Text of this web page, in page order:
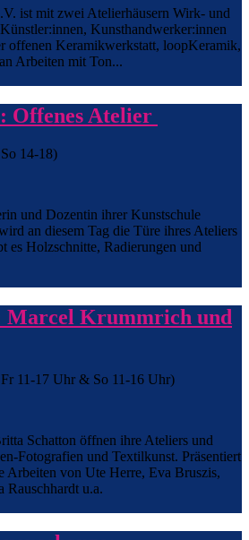
ist mit zwei Atelierhäusern Wirk- und
Kunsthandwerker:innen
offenen Keramikwerkstatt, loopKeramik,
Arbeiten mit Ton...
Offenes Atelier
14-18)
und Dozentin ihrer Kunstschule
an diesem Tag die Türe ihres Ateliers
es Holzschnitte, Radierungen und
Marcel Krummrich und
11-17 Uhr & So 11-16 Uhr)
Schatton öffnen ihre Ateliers und
Fotografien und Textilkunst. Präsentiert
Arbeiten von Ute Herre, Eva Bruszis,
Rauschhardt u.a.